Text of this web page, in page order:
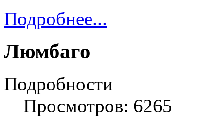
Подробнее...
Люмбаго
Подробности
Просмотров: 6265